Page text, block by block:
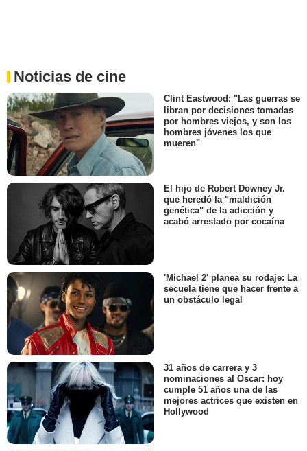
Noticias de cine
Clint Eastwood: "Las guerras se
libran por decisiones tomadas
por hombres viejos, y son los
hombres jóvenes los que
mueren"
El hijo de Robert Downey Jr.
que heredó la "maldición
genética" de la adicción y
acabó arrestado por cocaína
'Michael 2' planea su rodaje: La
secuela tiene que hacer frente a
un obstáculo legal
31 años de carrera y 3
nominaciones al Oscar: hoy
cumple 51 años una de las
mejores actrices que existen en
Hollywood